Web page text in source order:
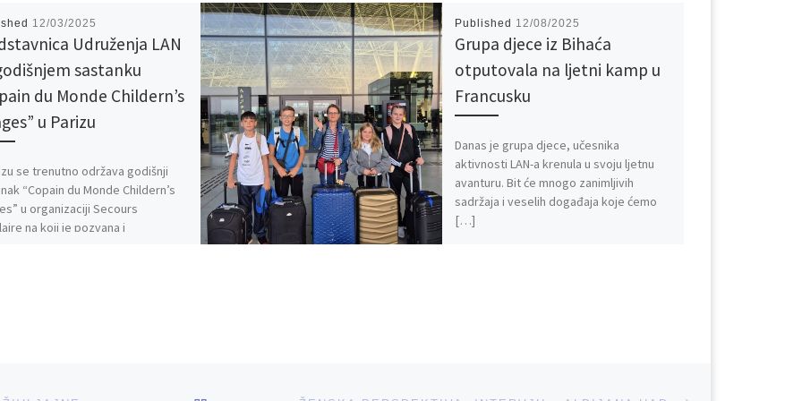
12/03/2025
Udruženja LAN
sastanku
du Monde Childern’s
u Parizu
se trenutno održava godišnji
“Copain du Monde Childern’s
u organizaciji Secours
na koji je pozvana i
Published 12/08/2025
Grupa djece iz Bihaća
otputovala na ljetni kamp u
Francusku
Danas je grupa djece, učesnika
aktivnosti LAN-a krenula u svoju ljetnu
avanturu. Bit će mnogo zanimljivih
sadržaja i veselih događaja koje ćemo
[…]